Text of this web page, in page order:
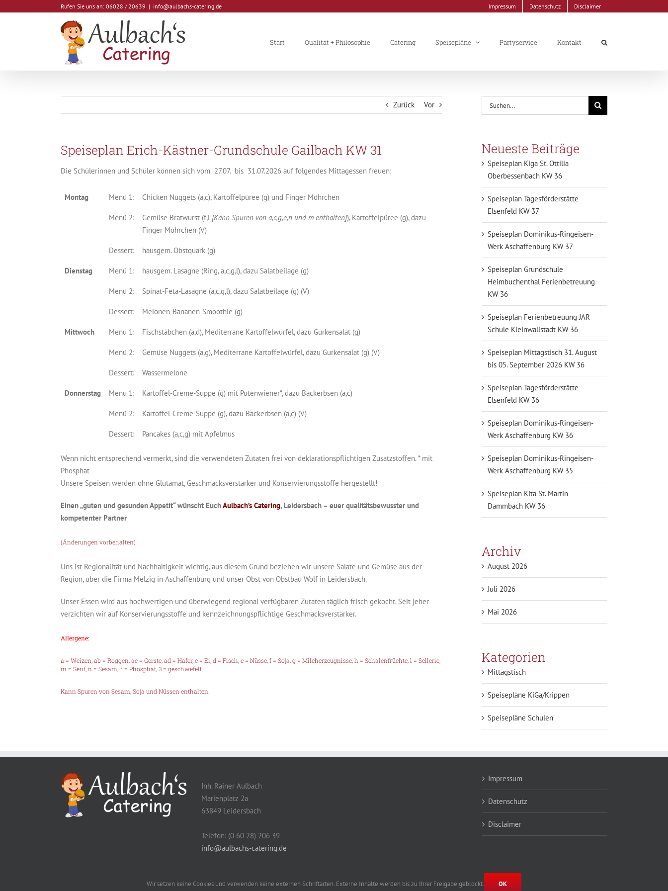
Rufen Sie uns an: 06028 / 20639 | info@aulbachs-catering.de Impressum Datenschutz Disclaimer
Start Qualität + Philosophie Catering Speisepläne Partyservice Kontakt
Zurück Vor
Speiseplan Erich-Kästner-Grundschule Gailbach KW 31
Die Schülerinnen und Schüler können sich vom 27.07. bis 31.07.2026 auf folgendes Mittagessen freuen:
Montag Menü 1: Chicken Nuggets (a,c), Kartoffelpüree (g) und Finger Möhrchen
Menü 2: Gemüse Bratwurst (f,l [Kann Spuren von a,c,g,e,n und m enthalten]), Kartoffelpüree (g), dazu
Finger Möhrchen (V)
Dessert: hausgem. Obstquark (g)
Dienstag Menü 1: hausgem. Lasagne (Ring, a,c,g,l), dazu Salatbeilage (g)
Menü 2: Spinat-Feta-Lasagne (a,c,g,l), dazu Salatbeilage (g) (V)
Dessert: Melonen-Bananen-Smoothie (g)
Mittwoch Menü 1: Fischstäbchen (a,d), Mediterrane Kartoffelwürfel, dazu Gurkensalat (g)
Menü 2: Gemüse Nuggets (a,g), Mediterrane Kartoffelwürfel, dazu Gurkensalat (g) (V)
Dessert: Wassermelone
Donnerstag Menü 1: Kartoffel-Creme-Suppe (g) mit Putenwiener*, dazu Backerbsen (a,c)
Menü 2: Kartoffel-Creme-Suppe (g), dazu Backerbsen (a,c) (V)
Dessert: Pancakes (a,c,g) mit Apfelmus
Wenn nicht entsprechend vermerkt, sind die verwendeten Zutaten frei von deklarationspflichtigen Zusatzstoffen. * mit
Phosphat
Unsere Speisen werden ohne Glutamat, Geschmacksverstärker und Konservierungsstoffe hergestellt!
Einen „guten und gesunden Appetit“ wünscht EuchAulbach’s Catering, Leidersbach – euer qualitätsbewusster und
kompetenter Partner
(Änderungen vorbehalten)
Uns ist Regionalität und Nachhaltigkeit wichtig, aus diesem Grund beziehen wir unsere Salate und Gemüse aus der
Region, über die Firma Melzig in Aschaffenburg und unser Obst von Obstbau Wolf in Leidersbach.
Unser Essen wird aus hochwertigen und überwiegend regional verfügbaren Zutaten täglich frisch gekocht. Seit jeher
verzichten wir auf Konservierungsstoffe und kennzeichnungspflichtige Geschmacksverstärker.
Allergene:
a = Weizen, ab = Roggen, ac = Gerste, ad = Hafer, c = Ei, d = Fisch, e = Nüsse, f = Soja, g = Milcherzeugnisse, h = Schalenfrüchte, l = Sellerie,
m = Senf, n = Sesam, * = Phosphat, 3 = geschwefelt
Kann Spuren von Sesam, Soja und Nüssen enthalten.
Suche
nach:
Neueste Beiträge
Speiseplan Kiga St. Ottilia
Oberbessenbach KW 36
Speiseplan Tagesförderstätte
Elsenfeld KW 37
Speiseplan Dominikus-Ringeisen-
Werk Aschaffenburg KW 37
Speiseplan Grundschule
Heimbuchenthal Ferienbetreuung
KW 36
Speiseplan Ferienbetreuung JAR
Schule Kleinwallstadt KW 36
Speiseplan Mittagstisch 31. August
bis 05. September 2026 KW 36
Speiseplan Tagesförderstätte
Elsenfeld KW 36
Speiseplan Dominikus-Ringeisen-
Werk Aschaffenburg KW 36
Speiseplan Dominikus-Ringeisen-
Werk Aschaffenburg KW 35
Speiseplan Kita St. Martin
Dammbach KW 36
Archiv
August 2026
Juli 2026
Mai 2026
Kategorien
Mittagstisch
Speisepläne KiGa/Krippen
Speisepläne Schulen
Inh. Rainer Aulbach
Marienplatz 2a
63849 Leidersbach
Telefon: (0 60 28) 206 39
info@aulbachs-catering.de
Impressum
Datenschutz
Disclaimer
Wir setzen keine Cookies und verwenden keine externen Schriftarten. Externe Inhalte werden bis zu Ihrer Freigabe geblockt. OK